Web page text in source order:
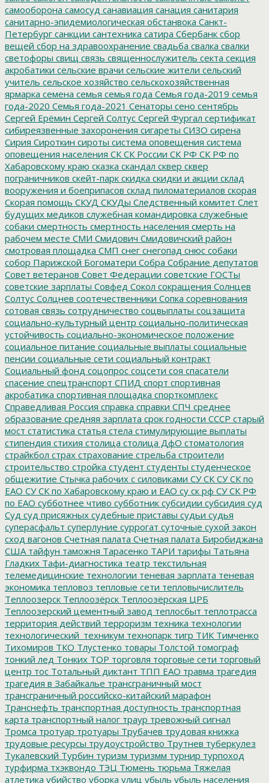
самооборона самосуд санавиация санация санитария
санитарно-эпидемиологическая обстанвока Санкт-
Петербург санкции сантехника сатира Сбербанк сбор
вещей сбор на здравоохранение свадьба свалка свалки
светофоры свищ связь священнослужитель секта секция
акробатики сельские врачи сельские жители сельский
учитель сельское хозяйство сельскохозяйственная
ярмарка семена семья семья года Семья года-2019 семья
года-2020 Семья года-2021 Сенаторы сено сентябрь
Сергей Ерёмин Сергей Солтус Сергей Фургал сертификат
сибиреязвенные захоронения сигареты СИЗО сирена
Сирия Сироткин сироты система оповещения система
оповещения населения СК СК России СК РФ СК РФ по
Хабаровскому краю сказка скандал сквер сквер
пограничников скейт-парк скидка скидки и акции склад
вооружения и боеприпасов склад пиломатериалов скорая
Скорая помощь СКУД СКУДы Следственный комитет Слет
будущих медиков служебная командировка служебные
собаки смертность смертность населения смерть на
рабочем месте СМИ Смидович Смидовичский район
смотровая площадка СМП снег снегопад снюс собаки
собор Парижской Богоматери Собра Собрание депутатов
Совет ветеранов Совет Федерации советские ГОСТы
советские зарплаты Совфед Сокол сокращения Солнцев
Солтус Солцнев соотечественники Сопка соревнования
сотовая связь сотрудничество соцвыплаты соцзащита
социально-культурный центр социально-политическая
устойчивость социально-экономическое положение
социальное питание социальные выплаты социальные
пенсии социальные сети социальный контракт
Социальный фонд соцопрос соцсети соя спасатели
спасение спецтранспорт СПИД спорт спортивная
акробатика спортивная площадка спорткомплекс
Справедливая Россия справка справки СПЧ среднее
образование средняя зарплата срок годности СССР старый
мост статистика статья стела стимулирующие выплаты
стипендия стихия столица столица ДфО стоматология
страйкбол страх страхование стрельба строители
строительство стройка студент студенты студенческое
общежитие Стычка рабочих с силовиками СУ СК СУ СК по
ЕАО СУ СК по Хабаровскому краю и ЕАО су ск рф СУ СК РФ
по ЕАО субботнее чтиво субботник субсидии субсидия суд
Суд суд присяжных судебные приставы судьи судья
суперасфальт суперлуние суррогат суточные сухой закон
сход вагонов Счетная палата Счетная палата Биробиджана
США тайфун таможня Тарасенко ТАРИ тарифы Татьяна
Гладких Тафи-диагностика театр текстильная
телемедицинские технологии теневая зарплата теневая
экономика тепловоз тепловые сети тепловычислитель
Теплоозерск Теплоозёрск Теплоозёрская ЦРБ
Теплоозерский цементный завод теплосбыт теплотрасса
территория действий терроризм техника технологии
технологический_техникум технопарк тигр ТИК Тимченко
Тихомиров ТКО Тлустенко товары Толстой томограф
тонкий лед Тонких ТОР торговля торговые сети торговый
центр тос Тотальный диктант ТПП ЕАО травма трагедия
трагедия в Забайкалье трансграничный мост
трансграничный российско-китайский марафон
Транснефть транспортная доступность транспортная
карта транспортный налог траур тревожный сигнал
Тромса тротуар тротуары Трубачев трудовая книжка
трудовые ресурсы трудоустройство Трутнев туберкулез
Тукалевский Турбин туризм туризмм турнир турпоход
турфирма тхэквондо ТЭЦ Тюмень тюрьма Тяжелая
атлетика убийство уборка улиц убыль убыль населения